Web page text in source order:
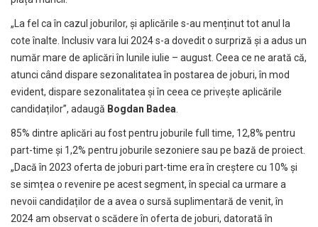
„La fel ca în cazul joburilor, și aplicările s-au menținut tot anul la
cote înalte. Inclusiv vara lui 2024 s-a dovedit o surpriză și a adus un
număr mare de aplicări în lunile iulie – august. Ceea ce ne arată că,
atunci când dispare sezonalitatea în postarea de joburi, în mod
evident, dispare sezonalitatea și în ceea ce privește aplicările
candidaților”, adaugă Bogdan Badea
85% dintre aplicări au fost pentru joburile full time, 12,8% pentru
part-time și 1,2% pentru joburile sezoniere sau pe bază de proiect.
„Dacă în 2023 oferta de joburi part-time era în creștere cu 10% și
se simțea o revenire pe acest segment, în special ca urmare a
nevoii candidaților de a avea o sursă suplimentară de venit, în
2024 am observat o scădere în oferta de joburi, datorată în